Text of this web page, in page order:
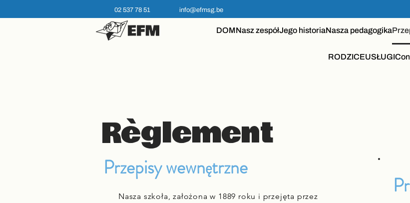
02 537 78 51 info@efmsg.be
DOMNasz zespółJego historiaNasza pedagogika
RODZICEUSŁUGI
Règlement
Przepisy wewnętrzne
Nasza szkoła, założona w 1889 roku i przejęta przez